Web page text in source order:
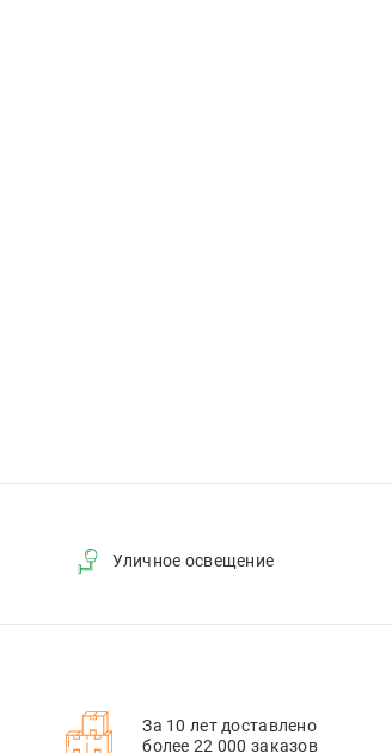
Уличное освещение
За 10 лет доставлено
более 22 000 заказов